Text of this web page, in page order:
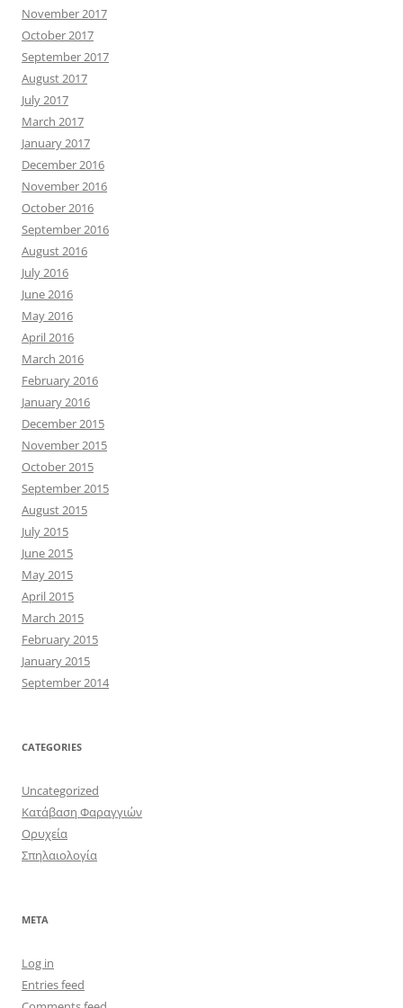
November 2017
October 2017
September 2017
August 2017
July 2017
March 2017
January 2017
December 2016
November 2016
October 2016
September 2016
August 2016
July 2016
June 2016
May 2016
April 2016
March 2016
February 2016
January 2016
December 2015
November 2015
October 2015
September 2015
August 2015
July 2015
June 2015
May 2015
April 2015
March 2015
February 2015
January 2015
September 2014
CATEGORIES
Uncategorized
Κατάβαση Φαραγγιών
Ορυχεία
Σπηλαιολογία
META
Log in
Entries feed